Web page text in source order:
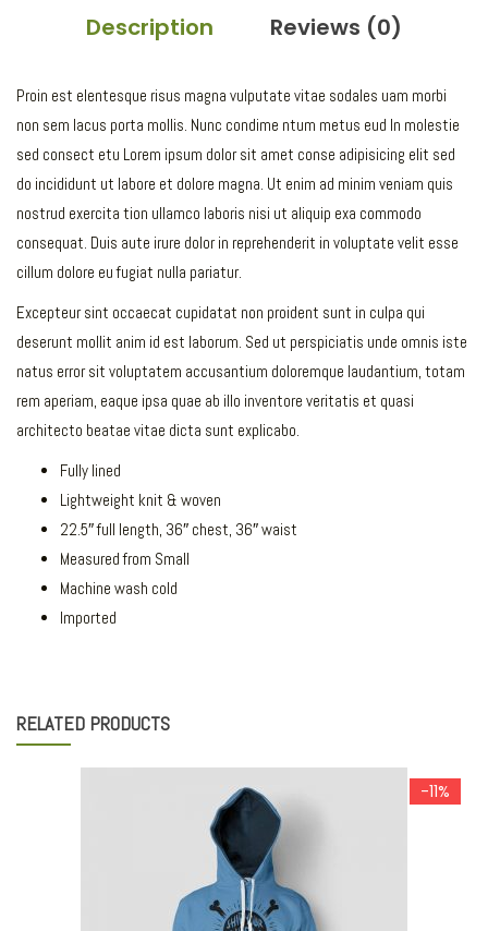
Description Reviews (0)
Proin est elentesque risus magna vulputate vitae sodales uam morbi
non sem lacus porta mollis. Nunc condime ntum metus eud In molestie
sed consect etu Lorem ipsum dolor sit amet conse adipisicing elit sed
do incididunt ut labore et dolore magna. Ut enim ad minim veniam quis
nostrud exercita tion ullamco laboris nisi ut aliquip exa commodo
consequat. Duis aute irure dolor in reprehenderit in voluptate velit esse
cillum dolore eu fugiat nulla pariatur.
Excepteur sint occaecat cupidatat non proident sunt in culpa qui
deserunt mollit anim id est laborum. Sed ut perspiciatis unde omnis iste
natus error sit voluptatem accusantium doloremque laudantium, totam
rem aperiam, eaque ipsa quae ab illo inventore veritatis et quasi
architecto beatae vitae dicta sunt explicabo.
Fully lined
Lightweight knit & woven
22.5″ full length, 36″ chest, 36″ waist
Measured from Small
Machine wash cold
Imported
RELATED PRODUCTS
-11%